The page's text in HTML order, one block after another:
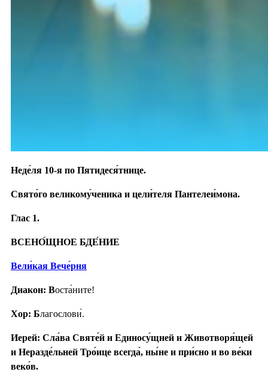
Неде́ля 10-я по Пятидеся́тнице.
Свято́го великому́ченика и цели́теля Пантелеи́мона.
Глас 1.
ВСЕНО́ЩНОЕ БДЕ́НИЕ
Вели́кая Вече́рня
Диакон: Воста́ните!
Хор: Благослови́.
Иерей: Сла́ва Святе́й и Единосу́щней и Животворя́щей
и Неразде́льней Тро́ице всегда́, ны́не и при́сно и во ве́ки
веко́в.